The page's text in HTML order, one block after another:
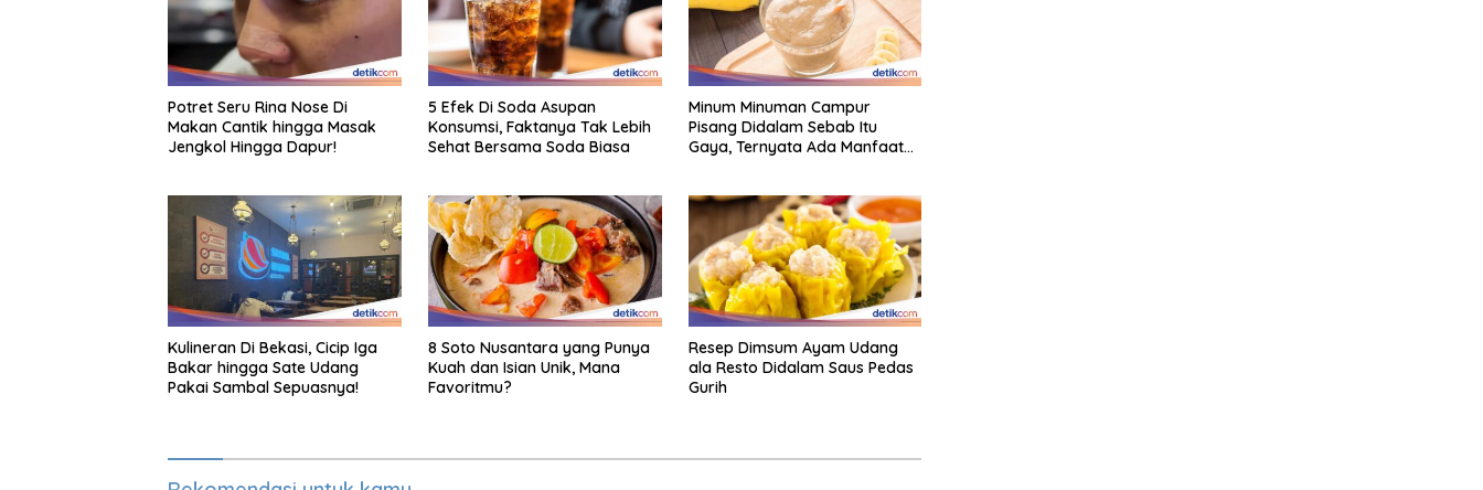
Potret Seru Rina Nose Di
Makan Cantik hingga Masak
Jengkol Hingga Dapur!
5 Efek Di Soda Asupan
Konsumsi, Faktanya Tak Lebih
Sehat Bersama Soda Biasa
Minum Minuman Campur
Pisang Didalam Sebab Itu
Gaya, Ternyata Ada Manfaat
Kulineran Di Bekasi, Cicip Iga
Bakar hingga Sate Udang
Pakai Sambal Sepuasnya!
8 Soto Nusantara yang Punya
Kuah dan Isian Unik, Mana
Favoritmu?
Resep Dimsum Ayam Udang
ala Resto Didalam Saus Pedas
Gurih